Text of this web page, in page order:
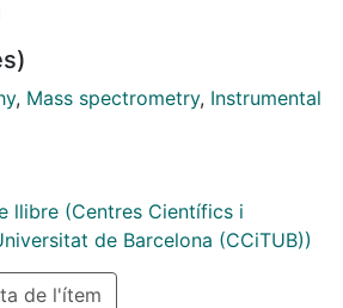
, Mass spectrometry, Instrumental
llibre (Centres Científics i
de Barcelona (CCiTUB))
de l'ítem